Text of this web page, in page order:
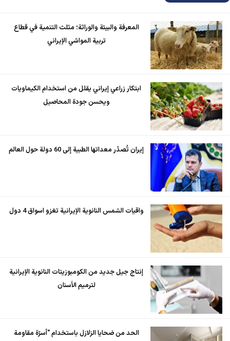
المعرفة والبيئة والوراثة؛ مثلث التنمية في قطاع
تربية المواشي الإيراني
ابتكار زراعي إيراني يقلل من استخدام الكيماويات
ويحسن جودة المحاصيل
إيران تُصدّر معداتها الطبية إلى 60 دولة حول العالم
واقيات الشمس النانوية الإيرانية تغزو اسواق 4 دول
إنتاج جيل جديد من الكومبوزيتات النانوية الإيرانية
لترميم الأسنان
الحد من ضحايا الزلازل باستخدام "أسرّة مقاومة